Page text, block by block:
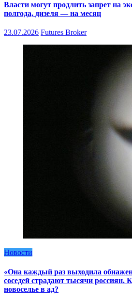
Власти могут продлить запрет на
полгода, дизеля — на месяц
23.07.2026 Futures Broker
Новости
«Она каждый раз выходила
соседей страдают тысячи
новоселье в ад?